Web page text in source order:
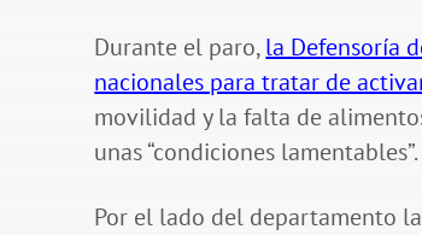
Durante el paro,la Defensoría
nacionales para tratar de
movilidad y la falta de
unas “condiciones
Por el lado del departamento